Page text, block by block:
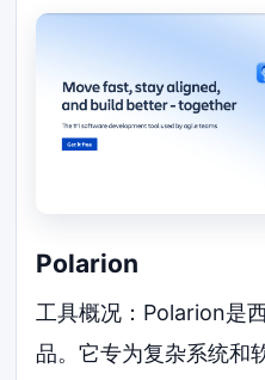
Polarion
工具概况：Polarion是
品。它专为复杂系统和